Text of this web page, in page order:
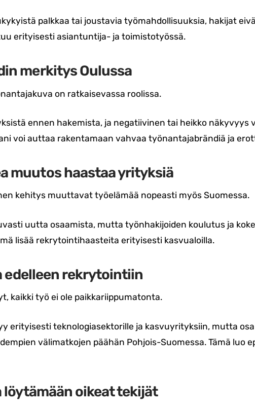
palkkaa tai joustavia työmahdollisuuksia, hakijat
erityisesti asiantuntija- ja toimistotyössä.
merkitys Oulussa
on ratkaisevassa roolissa.
ennen hakemista, ja negatiivinen tai heikko näkyvyys
voi auttaa rakentamaan vahvaa työnantajabrändiä ja
muutos haastaa yrityksiä
kehitys muuttavat työelämää nopeasti myös Suomessa.
uutta osaamista, mutta työnhakijoiden koulutus ja
lisää rekrytointihaasteita erityisesti kasvualoilla.
edelleen rekrytointiin
kaikki työ ei ole paikkariippumatonta.
erityisesti teknologiasektorille ja kasvuyrityksiin, mutta
välimatkojen päähän Pohjois-Suomessa. Tämä luo
oikeat tekijät